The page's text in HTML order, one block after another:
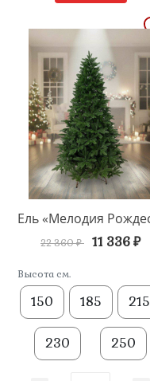
22 360 ₽ 11 336 ₽
Высота см.
150 185 215
230 250